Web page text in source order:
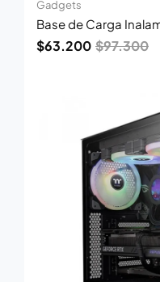
Gadgets
Base de Carga
$97.300
$63.200